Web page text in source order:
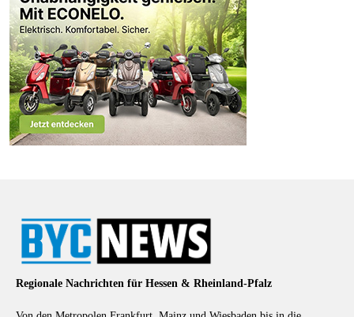
Regionale Nachrichten für Hessen & Rheinland-Pfalz